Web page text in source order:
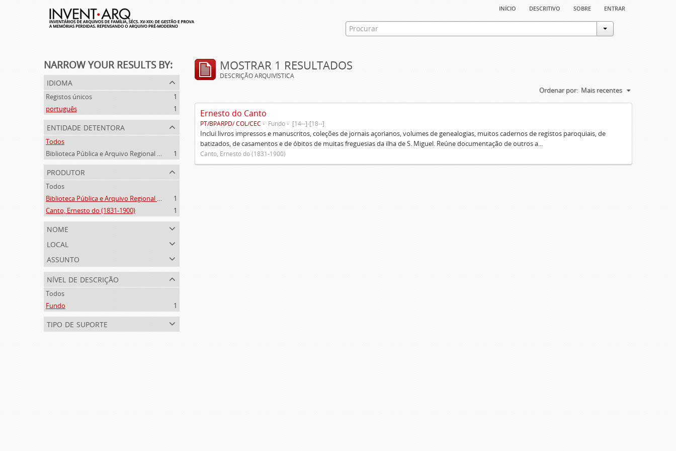
início descritivo sobre entrar
NARROW YOUR RESULTS BY:
idioma
Registos únicos
1
português
1
entidade detentora
Todos
Biblioteca Pública e Arquivo Regional de Ponta Delgada
1
produtor
Todos
Biblioteca Pública e Arquivo Regional de Ponta Delgada (1841- )
1
Canto, Ernesto do (1831-1900)
1
nome
local
assunto
nível de descrição
Todos
Fundo
1
tipo de suporte
MOSTRAR 1 RESULTADOS
DESCRIÇÃO ARQUIVÍSTICA
Ordenar por: Mais recentes
Ernesto do Canto
PT/BPARPD/ COL/CEC Fundo [14--]-[18--]
Inclui livros impressos e manuscritos, coleções de jornais açorianos, volumes de genealogias, muitos cadernos de registos paroquiais, de
batizados, de casamentos e de óbitos de muitas freguesias da ilha de S. Miguel. Reúne documentação de outros a...
Canto, Ernesto do (1831-1900)